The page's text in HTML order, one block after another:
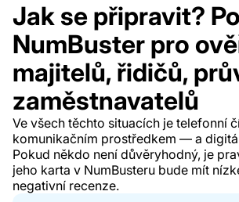
Jak se připravit?
NumBuster pro
majitelů, řidičů,
zaměstnavatelů
Ve všech těchto situacích je telefonní
komunikačním prostředkem — a
Pokud někdo není důvěryhodný, je
jeho karta v NumBusteru bude mít
negativní recenze.